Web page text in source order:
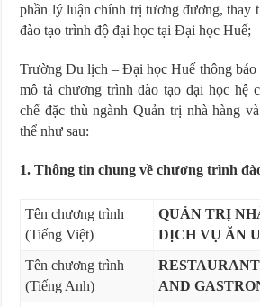
phần lý luận chính trị tương đương, thay
đào tạo trình độ đại học tại Đại học Huế;
Trường Du lịch – Đại học Huế thông báo
mô tả chương trình đào tạo đại học hệ
chế đặc thù ngành Quản trị nhà hàng
thể như sau:
1. Thông tin chung về chương trình
Tên chương trình
(Tiếng Việt)
QUẢN TRỊ
DỊCH VỤ ĂN
Tên chương trình
(Tiếng Anh)
AND